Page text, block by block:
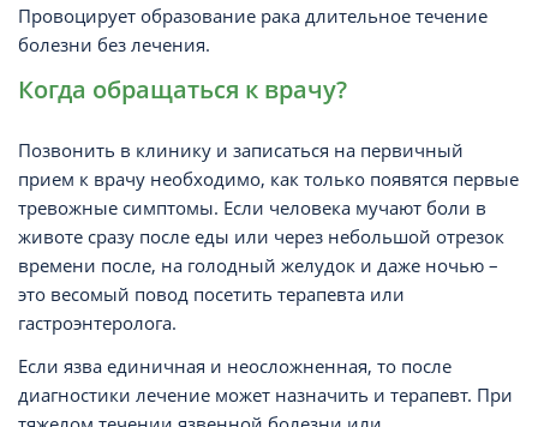
Провоцирует образование рака длительное течение
болезни без лечения.
Когда обращаться к врачу?
Позвонить в клинику и записаться на первичный
прием к врачу необходимо, как только появятся первые
тревожные симптомы. Если человека мучают боли в
животе сразу после еды или через небольшой отрезок
времени после, на голодный желудок и даже ночью –
это весомый повод посетить терапевта или
гастроэнтеролога.
Если язва единичная и неосложненная, то после
диагностики лечение может назначить и терапевт. При